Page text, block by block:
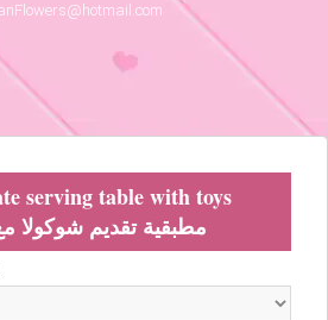
serving table with toys
مطبقية تقديم شوكولا